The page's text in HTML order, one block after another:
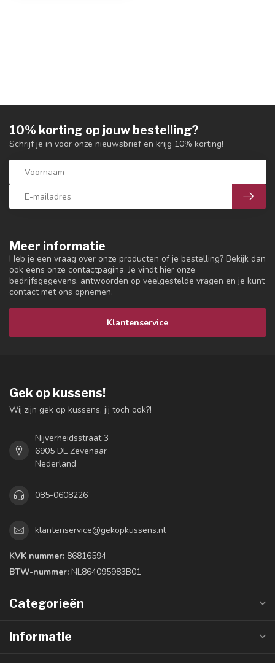
Meer informatie
Heb je een vraag over onze producten of je bestelling? Bekijk dan
ook eens onze contactpagina. Je vindt hier onze
bedrijfsgegevens, antwoorden op veelgestelde vragen en je kunt
contact met ons opnemen.
Klantenservice
10% korting op jouw bestelling?
Schrijf je in voor onze nieuwsbrief en krijg 10% korting!
Gek op kussens!
Wij zijn gek op kussens, jij toch ook?!
Nijverheidsstraat 3
6905 DL Zevenaar
Nederland
085-0608226
klantenservice@gekopkussens.nl
KVK nummer: 86816594
BTW-nummer: NL864095983B01
Categorieën
Informatie